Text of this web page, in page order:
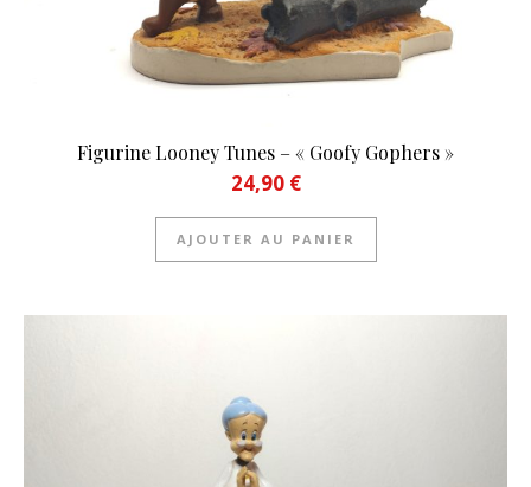
Figurine Looney Tunes – « Goofy Gophers »
24,90 €
AJOUTER AU PANIER